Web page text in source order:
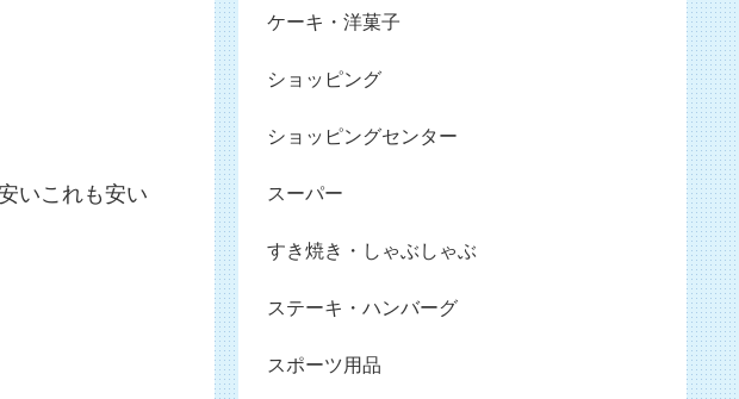
いこれも安い
ケーキ・洋菓子
ショッピング
ショッピングセンター
スーパー
すき焼き・しゃぶしゃぶ
ステーキ・ハンバーグ
スポーツ用品